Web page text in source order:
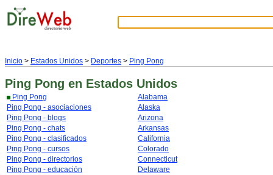
Inicio > Estados Unidos > Deportes > Ping Pong
Ping Pong en Estados Unidos
Ping Pong
Ping Pong - asociaciones
Ping Pong - blogs
Ping Pong - chats
Ping Pong - clasificados
Ping Pong - cursos
Ping Pong - directorios
Ping Pong - educación
Alabama
Alaska
Arizona
Arkansas
California
Colorado
Connecticut
Delaware